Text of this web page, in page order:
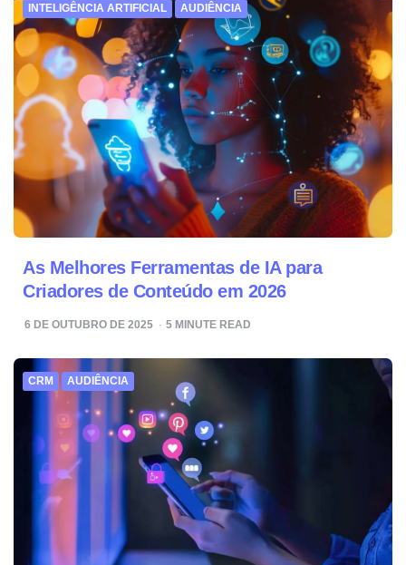
INTELIGÊNCIA ARTIFICIAL AUDIÊNCIA
As Melhores Ferramentas de IA para
Criadores de Conteúdo em 2026
6 DE OUTUBRO DE 2025 5 MINUTE READ
CRM AUDIÊNCIA